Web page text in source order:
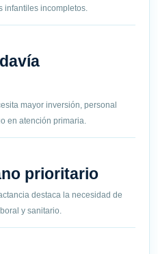
infantiles incompletos.
mayor inversión, personal
en atención primaria.
prioritario
destaca la necesidad de
y sanitario.